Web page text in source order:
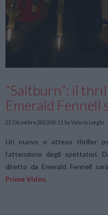
“Saltburn”: il
Emerald Fennell
22 Dicembre 2023 00:11 by Valerio Longhi
Un nuovo e atteso thriller
l’attenzione degli spettatori.
diretto da Emerald Fennell
Prime Video.